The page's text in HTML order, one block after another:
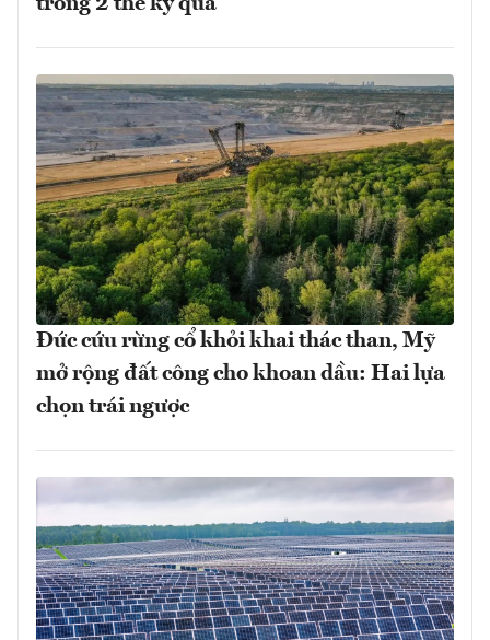
trong 2 thế kỷ qua
Đức cứu rừng cổ khỏi khai thác than, Mỹ
mở rộng đất công cho khoan dầu: Hai lựa
chọn trái ngược